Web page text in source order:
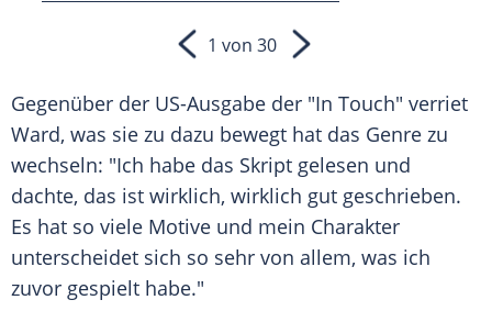
1 von 30
Gegenüber der US-Ausgabe der "In Touch" verriet
Ward, was sie zu dazu bewegt hat das Genre zu
wechseln: "Ich habe das Skript gelesen und
dachte, das ist wirklich, wirklich gut geschrieben.
Es hat so viele Motive und mein Charakter
unterscheidet sich so sehr von allem, was ich
zuvor gespielt habe."